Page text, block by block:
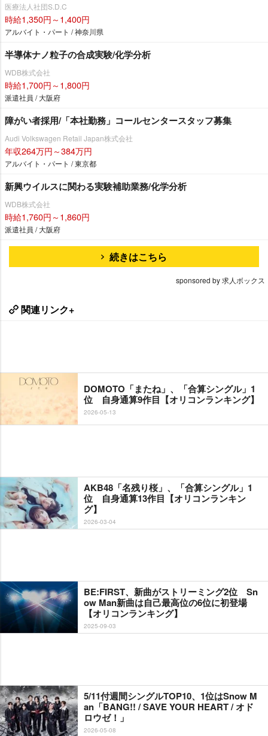
医療法人社団S.D.C
時給1,350円～1,400円
アルバイト・パート / 神奈川県
半導体ナノ粒子の合成実験/化学分析
WDB株式会社
時給1,700円～1,800円
派遣社員 / 大阪府
障がい者採用/「本社勤務」コールセンタースタッフ募集
Audi Volkswagen Retail Japan株式会社
年収264万円～384万円
アルバイト・パート / 東京都
新興ウイルスに関わる実験補助業務/化学分析
WDB株式会社
時給1,760円～1,860円
派遣社員 / 大阪府
続きはこちら
sponsored by 求人ボックス
関連リンク+
DOMOTO「またね」、「合算シングル」1
位 自身通算9作目【オリコンランキング】
2026-05-13
AKB48「名残り桜」、「合算シングル」1
位 自身通算13作目【オリコンランキン
グ】
2026-03-04
BE:FIRST、新曲がストリーミング2位 Sn
ow Man新曲は自己最高位の6位に初登場
【オリコンランキング】
2025-09-03
5/11付週間シングルTOP10、1位はSnow M
an「BANG!! / SAVE YOUR HEART / オド
ロウゼ！」
2026-05-08